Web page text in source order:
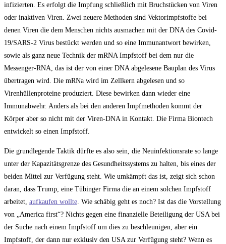
infizierten. Es erfolgt die Impfung schließlich mit Bruchstücken von Viren
oder inaktiven Viren. Zwei neuere Methoden sind Vektorimpfstoffe bei
denen Viren die dem Menschen nichts ausmachen mit der DNA des Covid-
19/SARS-2 Virus bestückt werden und so eine Immunantwort bewirken,
sowie als ganz neue Technik der mRNA Impfstoff bei dem nur die
Messenger-RNA, das ist der von einer DNA abgelesene Bauplan des Virus
übertragen wird. Die mRNa wird im Zellkern abgelesen und so
Virenhüllenproteine produziert. Diese bewirken dann wieder eine
Immunabwehr. Anders als bei den anderen Impfmethoden kommt der
Körper aber so nicht mit der Viren-DNA in Kontakt. Die Firma Biontech
entwickelt so einen Impfstoff.
Die grundlegende Taktik dürfte es also sein, die Neuinfektionsrate so lange
unter der Kapazitätsgrenze des Gesundheitssystems zu halten, bis eines der
beiden Mittel zur Verfügung steht. Wie umkämpft das ist, zeigt sich schon
daran, dass Trump, eine Tübinger Firma die an einem solchen Impfstoff
arbeitet, aufkaufen wollte . Wie schäbig geht es noch? Ist das die Vorstellung
von „America first“? Nichts gegen eine finanzielle Beteiligung der USA bei
der Suche nach einem Impfstoff um dies zu beschleunigen, aber ein
Impfstoff, der dann nur exklusiv den USA zur Verfügung steht? Wenn es